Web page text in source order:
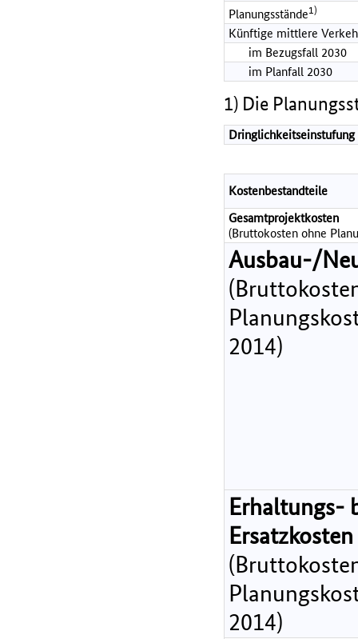
Planungsstände1)
Künftige mittlere
im Bezugsfall 2030
im Planfall 2030
1) Die
Dringlichkeitseinstufung
Kostenbestandteile
Gesamtprojektkosten
(Bruttokosten ohne
Ausbau-/
2014)
Erhaltungs-
Ersatzkosten
2014)